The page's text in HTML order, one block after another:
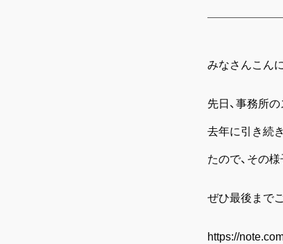
みなさんこん
先日、事務所
去年に引き続
たので、その
ぜひ最後まで
https://